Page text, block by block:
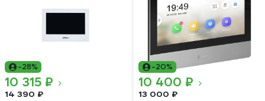
-28%
10 315 ₽
14 390 ₽
-20%
10 400 ₽
13 000 ₽